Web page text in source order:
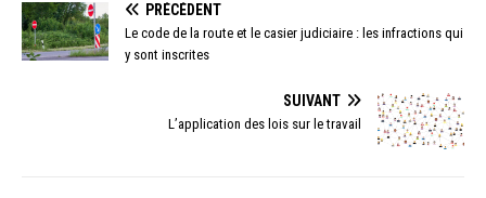
PRÉCÉDENT
Le code de la route et le casier judiciaire : les infractions qui
y sont inscrites
SUIVANT
L’application des lois sur le travail